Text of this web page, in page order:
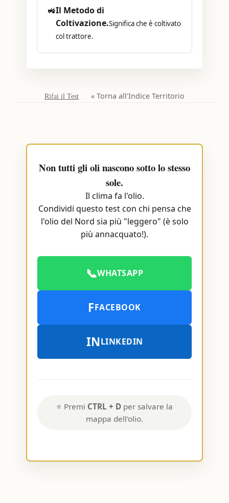
🚜Il Metodo di
Coltivazione.Significa che è coltivato
col trattore.
Rifai il Test « Torna all'Indice Territorio
Non tutti gli oli nascono sotto lo stesso
sole.
Il clima fa l'olio.
Condividi questo test con chi pensa che
l'olio del Nord sia più "leggero" (è solo
più annacquato!).
📞WHATSAPP
FFACEBOOK
INLINKEDIN
⭐ Premi CTRL + D per salvare la
mappa dell'olio.